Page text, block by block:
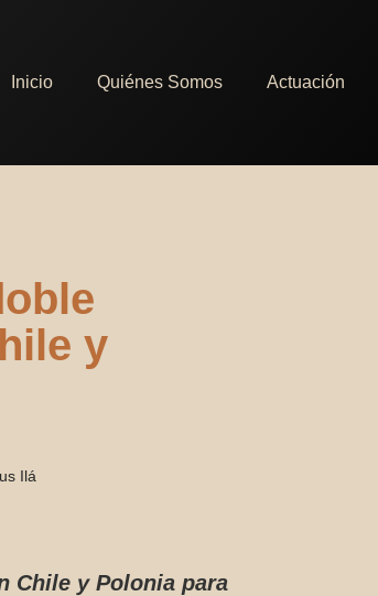
Inicio Quiénes Somos Actuación
y
Ilá
Chile y Polonia para